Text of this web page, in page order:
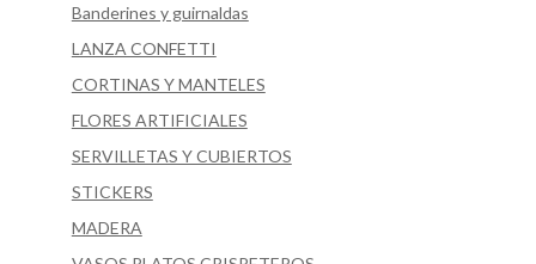
Banderines y guirnaldas
LANZA CONFETTI
CORTINAS Y MANTELES
FLORES ARTIFICIALES
SERVILLETAS Y CUBIERTOS
STICKERS
MADERA